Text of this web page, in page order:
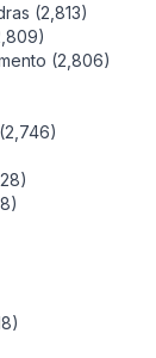
(2,813)
(2,806)